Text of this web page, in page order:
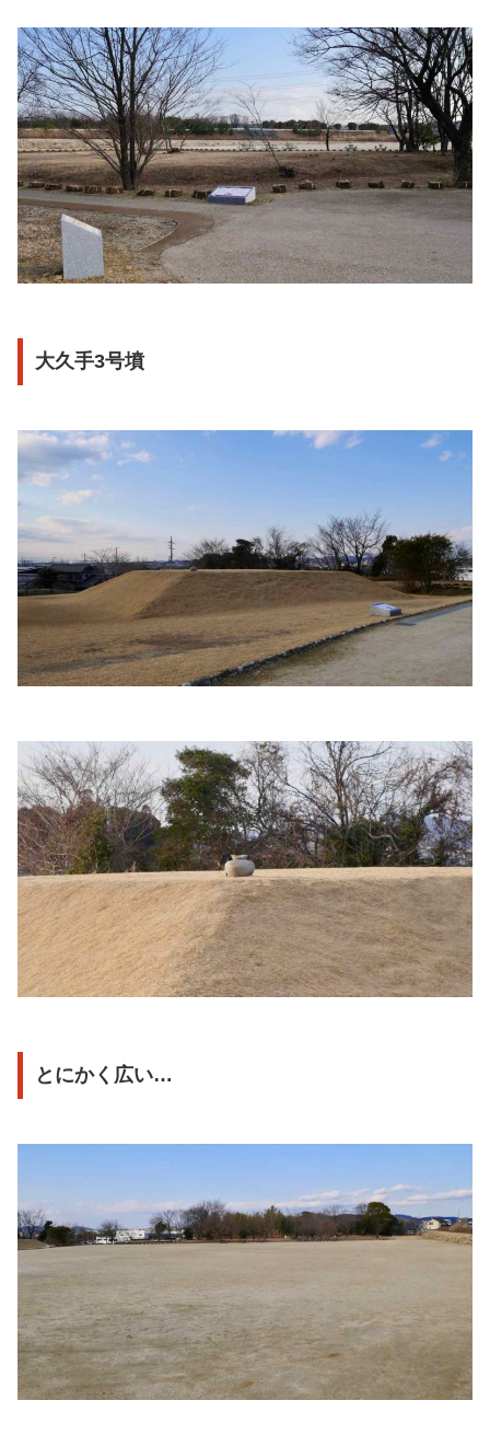
大久手3号墳
とにかく広い…